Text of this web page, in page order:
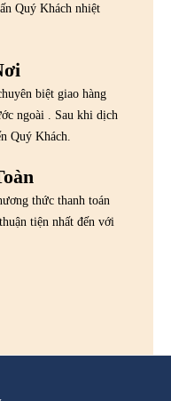
Quý Khách nhiệt
biệt giao hàng
ngoài . Sau khi dịch
Quý Khách.
thức thanh toán
tiện nhất đến với